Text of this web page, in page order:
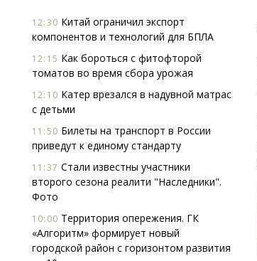
12:30 Китай ограничил экспорт
компонентов и технологий для БПЛА
12:15 Как бороться с фитофторой
томатов во время сбора урожая
12:10 Катер врезался в надувной матрас
с детьми
11:50 Билеты на транспорт в России
приведут к единому стандарту
11:37 Стали известны участники
второго сезона реалити "Наследники".
Фото
10:00 Территория опережения. ГК
«Алгоритм» формирует новый
городской район с горизонтом развития